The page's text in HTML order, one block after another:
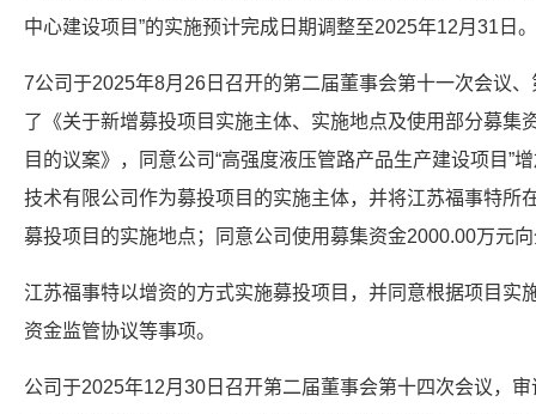
中心建设项目”的实施预计完成日期调整至2025年12月31日。
7公司于2025年8月26日召开的第二届董事会第十一次会议
了《关于新增募投项目实施主体、实施地点及使用部分募集
目的议案》，同意公司“高强度液压管路产品生产建设项目”
技术有限公司作为募投项目的实施主体，并将江苏福事特所
募投项目的实施地点；同意公司使用募集资金2000.00万元
江苏福事特以增资的方式实施募投项目，并同意根据项目实
资金监管协议等事项。
公司于2025年12月30日召开第二届董事会第十四次会议，